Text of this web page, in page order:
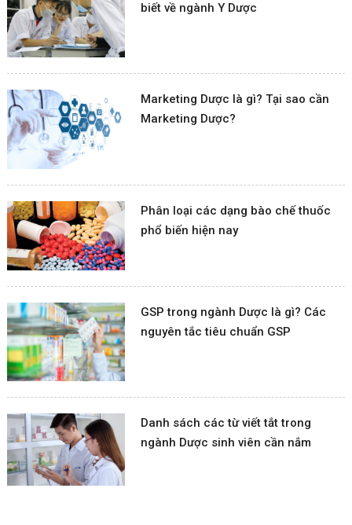
biết về ngành Y Dược
Marketing Dược là gì? Tại sao cần
Marketing Dược?
Phân loại các dạng bào chế thuốc
phổ biến hiện nay
GSP trong ngành Dược là gì? Các
nguyên tắc tiêu chuẩn GSP
Danh sách các từ viết tắt trong
ngành Dược sinh viên cần nắm